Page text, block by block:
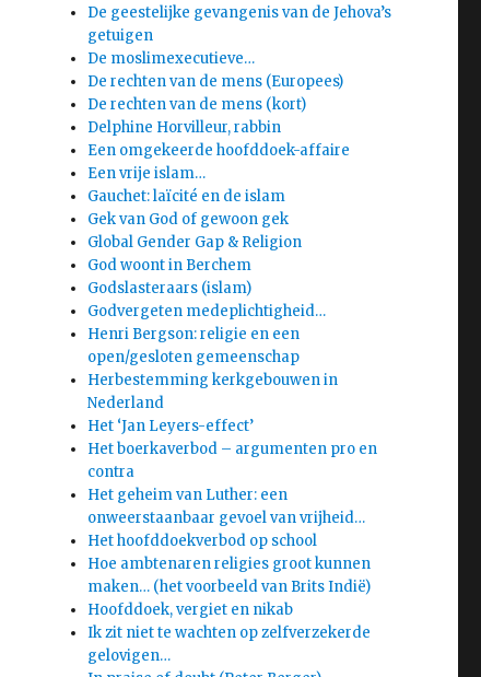
De geestelijke gevangenis van de Jehova’s
getuigen
De moslimexecutieve…
De rechten van de mens (Europees)
De rechten van de mens (kort)
Delphine Horvilleur, rabbin
Een omgekeerde hoofddoek-affaire
Een vrije islam…
Gauchet: laïcité en de islam
Gek van God of gewoon gek
Global Gender Gap & Religion
God woont in Berchem
Godslasteraars (islam)
Godvergeten medeplichtigheid…
Henri Bergson: religie en een
open/gesloten gemeenschap
Herbestemming kerkgebouwen in
Nederland
Het ‘Jan Leyers-effect’
Het boerkaverbod – argumenten pro en
contra
Het geheim van Luther: een
onweerstaanbaar gevoel van vrijheid…
Het hoofddoekverbod op school
Hoe ambtenaren religies groot kunnen
maken… (het voorbeeld van Brits Indië)
Hoofddoek, vergiet en nikab
Ik zit niet te wachten op zelfverzekerde
gelovigen…